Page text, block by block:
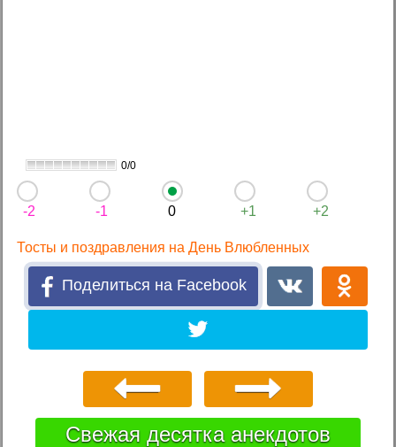
0/0
-2 -1 0 +1 +2
Тосты и поздравления на День Влюбленных
Поделиться на Facebook
Свежая десятка анекдотов